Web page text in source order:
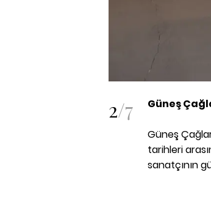
2/7 Güneş
Güneş
tarihleri
sanatçının